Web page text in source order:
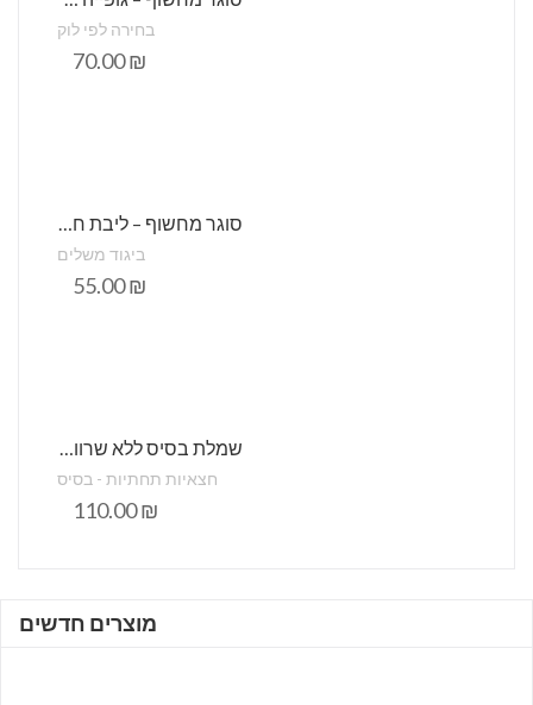
בחירה לפי לוק
70.00₪
סוגר מחשוף – ליבת חזית גב
ביגוד משלים
55.00₪
שמלת בסיס ללא שרוול קומבניזון
חצאיות תחתיות - בסיס
110.00₪
מוצרים חדשים